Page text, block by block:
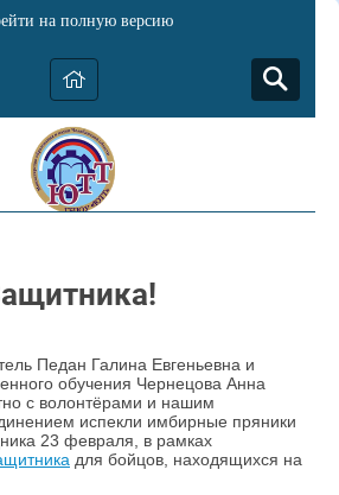
на полную версию
Педан Галина Евгеньевна и
обучения Чернецова Анна
с волонтёрами и нашим
испекли имбирные пряники
23 февраля, в рамках
для бойцов, находящихся на